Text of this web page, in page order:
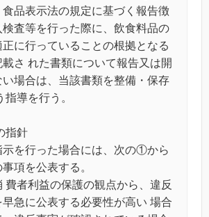
食品表示法の規定に基づく報告徴
検査等を行った際に、飲食料品の
に行っていることの根拠となる
さ れた書類について報告又は開
い場合は、当該書類を整備・保存
指導を行う。
指針
示を行った場合には、次の①から
項を公表する。
費者利益の保護の観点から、違反
急に公表する必要性が高い 場合